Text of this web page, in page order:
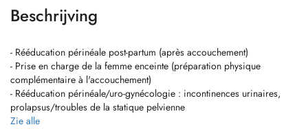
Beschrijving
- Rééducation périnéale post-partum (après accouchement)
- Prise en charge de la femme enceinte (préparation physique
complémentaire à l'accouchement)
- Rééducation périnéale/uro-gynécologie : incontinences urinaires,
prolapsus/troubles de la statique pelvienne
- Kinésithérapie globale
Zie alle